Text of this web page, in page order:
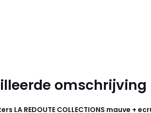
omschrijving
LA REDOUTE COLLECTIONS mauve +